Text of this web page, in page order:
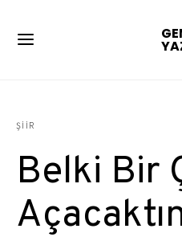
ŞIIR
Belki Bir